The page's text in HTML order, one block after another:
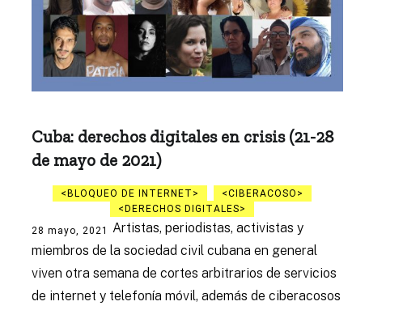
Cuba: derechos digitales en crisis (21-28
de mayo de 2021)
BLOQUEO DE INTERNET
CIBERACOSO
DERECHOS DIGITALES
28 mayo, 2021
Artistas, periodistas, activistas y
miembros de la sociedad civil cubana en general
viven otra semana de cortes arbitrarios de servicios
de internet y telefonía móvil, además de ciberacosos